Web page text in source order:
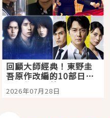
回顧大師經典！東野圭
吾原作改編的10部日本
影視作品推薦
2026年07月28日